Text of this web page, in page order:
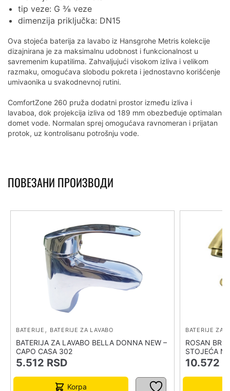
tip veze: G ⅜ veze
dimenzija priključka: DN15
Ova stojeća baterija za lavabo iz Hansgrohe Metris kolekcije
dizajnirana je za maksimalnu udobnost i funkcionalnost u
savremenim kupatilima. Zahvaljujući visokom izliva i velikom
razmaku, omogućava slobodu pokreta i jednostavno korišćenje
umivaonika u svakodnevnoj rutini.
ComfortZone 260 pruža dodatni prostor između izliva i
lavaboa, dok projekcija izliva od 189 mm obezbeđuje optimalan
domet vode. Normalan sprej omogućava ravnomeran i prijatan
protok, uz kontrolisanu potrošnju vode.
ПОВЕЗАНИ ПРОИЗВОДИ
BATERIJE , BATERIJE ZA LAVABO
BATERIJA ZA LAVABO BELLA DONNA NEW –
CAPO CASA 302
5.512 RSD
Korpa
BATERIJE ZA
ROSAN
STOJEĆA
10.572